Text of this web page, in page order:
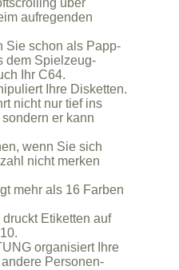
über
aufregenden
Sie schon als Papp-
dem Spielzeug-
Ihr C64.
Ihre Disketten.
nicht nur tief ins
sondern er kann
wenn Sie sich
nicht merken
mehr als 16 Farben
Etiketten auf
NL10.
organisiert Ihre
Personen-